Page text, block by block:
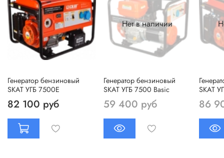
Генератор бензиновый
SKAT УГБ 7500Е
82 100 руб
Нет в наличии
Генератор бензиновый
SKAT УГБ 7500 Basic
59 400 руб
SKAT
86